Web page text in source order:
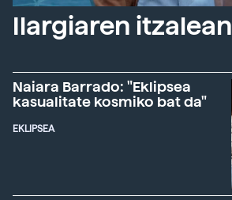
Ilargiaren itzalean
Naiara Barrado: "Eklipsea
kasualitate kosmiko bat da"
EKLIPSEA